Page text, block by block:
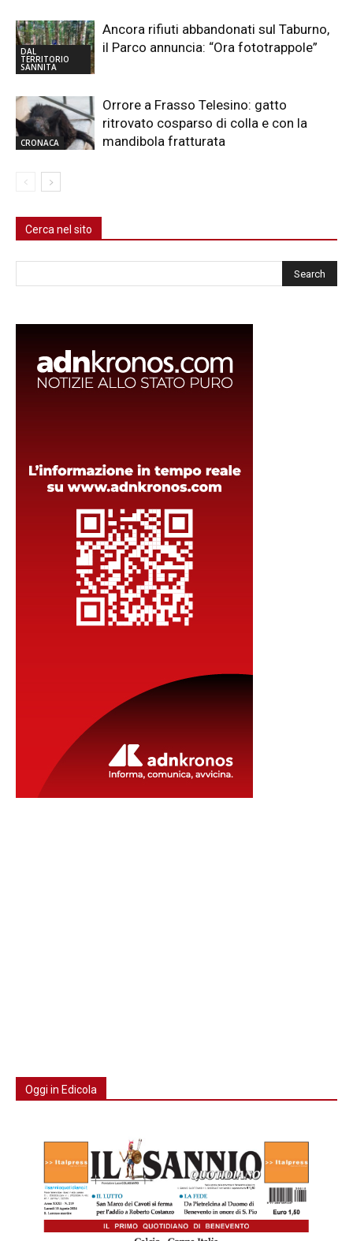
DAL
TERRITORIO
SANNITA
Ancora rifiuti abbandonati sul Taburno,
il Parco annuncia: “Ora fototrappole”
CRONACA
Orrore a Frasso Telesino: gatto
ritrovato cosparso di colla e con la
mandibola fratturata
Cerca nel sito
Oggi in Edicola